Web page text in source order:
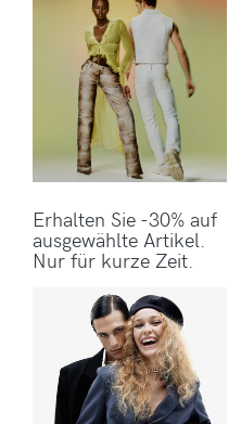
Erhalten Sie -30% auf
ausgewählte Artikel.
Nur für kurze Zeit.